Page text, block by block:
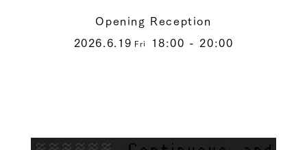
Opening Reception
2026.6.19
Fri 18:00 - 20:00